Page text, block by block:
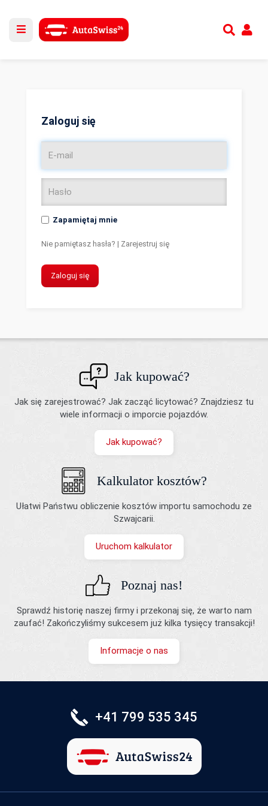
Zaloguj się
Zapamiętaj mnie
Nie pamiętasz hasła? | Zarejestruj się
Zaloguj się
Jak kupować?
Jak się zarejestrować? Jak zacząć licytować? Znajdziesz tu
wiele informacji o imporcie pojazdów.
Jak kupować?
Kalkulator kosztów?
Ułatwi Państwu obliczenie kosztów importu samochodu ze
Szwajcarii.
Uruchom kalkulator
Poznaj nas!
Sprawdź historię naszej firmy i przekonaj się, że warto nam
zaufać! Zakończyliśmy sukcesem już kilka tysięcy transakcji!
Informacje o nas
+41 799 535 345